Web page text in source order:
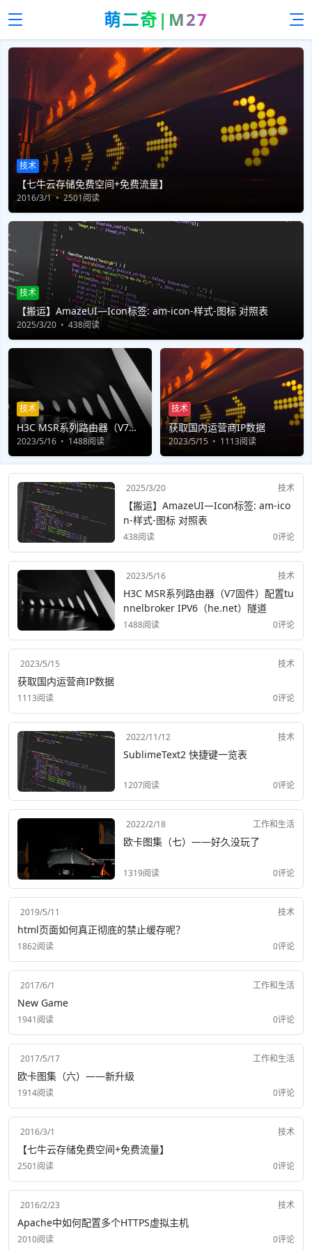
萌二奇|M27
技术
【七牛云存储免费空间+免费流量】
2016/3/1 2501阅读
技术
【搬运】AmazeUI—Icon标签: am-icon-样式-图标 对照表
2025/3/20 438阅读
技术
H3C MSR系列路由器（V7固
件）配置tunnelbroker IPV6
（he.net）隧道
2023/5/16 1488阅读
技术
获取国内运营商IP数据
2023/5/15 1113阅读
2025/3/20 技术
【搬运】AmazeUI—Icon标签: am-ico
n-样式-图标 对照表
438阅读 0评论
2023/5/16 技术
H3C MSR系列路由器（V7固件）配置tu
nnelbroker IPV6（he.net）隧道
1488阅读 0评论
2023/5/15 技术
获取国内运营商IP数据
1113阅读 0评论
2022/11/12 技术
SublimeText2 快捷键一览表
1207阅读 0评论
2022/2/18 工作和生活
欧卡图集（七）——好久没玩了
1319阅读 0评论
2019/5/11 技术
html页面如何真正彻底的禁止缓存呢？
1862阅读 0评论
2017/6/1 工作和生活
New Game
1941阅读 0评论
2017/5/17 工作和生活
欧卡图集（六）——新升级
1914阅读 0评论
2016/3/1 技术
【七牛云存储免费空间+免费流量】
2501阅读 0评论
2016/2/23 技术
Apache中如何配置多个HTTPS虚拟主机
2010阅读 0评论